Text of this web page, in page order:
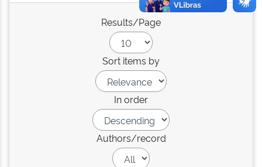
Results/Page
Sort items by
In order
Authors/record